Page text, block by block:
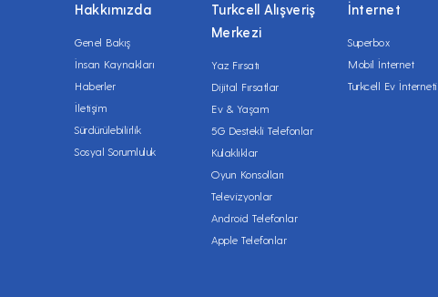
Hakkımızda
Genel Bakış
İnsan Kaynakları
Haberler
İletişim
Sürdürülebilirlik
Sosyal Sorumluluk
Turkcell Alışveriş
Merkezi
Yaz Fırsatı
Dijital Fırsatlar
Ev & Yaşam
5G Destekli Telefonlar
Kulaklıklar
Oyun Konsolları
Televizyonlar
Android Telefonlar
Apple Telefonlar
İnternet
Superbox
Mobil İnternet
Turkcell Ev İnterneti